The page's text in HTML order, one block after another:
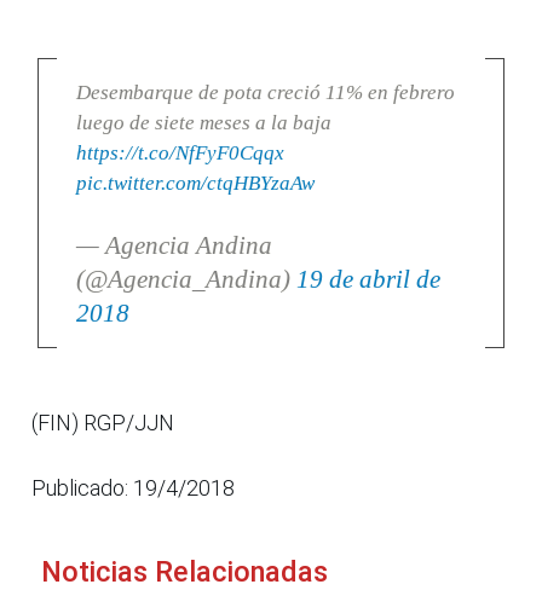
Desembarque de pota creció 11% en febrero
luego de siete meses a la baja
https://t.co/NfFyF0Cqqx
pic.twitter.com/ctqHBYzaAw
— Agencia Andina
(@Agencia_Andina) 19 de abril de
2018
(FIN) RGP/JJN
Publicado: 19/4/2018
Noticias Relacionadas